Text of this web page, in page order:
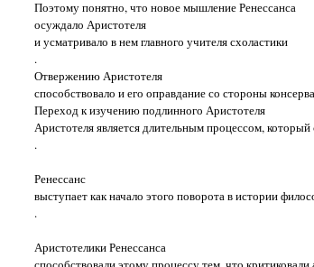
Поэтому понятно, что новое мышление Ренессанса
осуждало Аристотеля
и усматривало в нем главного учителя схоластики
.
Отвержению Аристотеля
способствовало и его оправдание со стороны
Переход к изучению подлинного Аристотеля
Аристотеля является длительным процессом,
.
Ренессанс
выступает как начало этого поворота в истории
.
Аристотелики Ренессанса